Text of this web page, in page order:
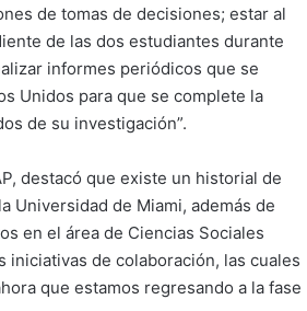
de tomas de decisiones; estar al
de las dos estudiantes durante
informes periódicos que se
Unidos para que se complete la
de su investigación”.
destacó que existe un historial de
Universidad de Miami, además de
en el área de Ciencias Sociales
iniciativas de colaboración, las cuales
que estamos regresando a la fase